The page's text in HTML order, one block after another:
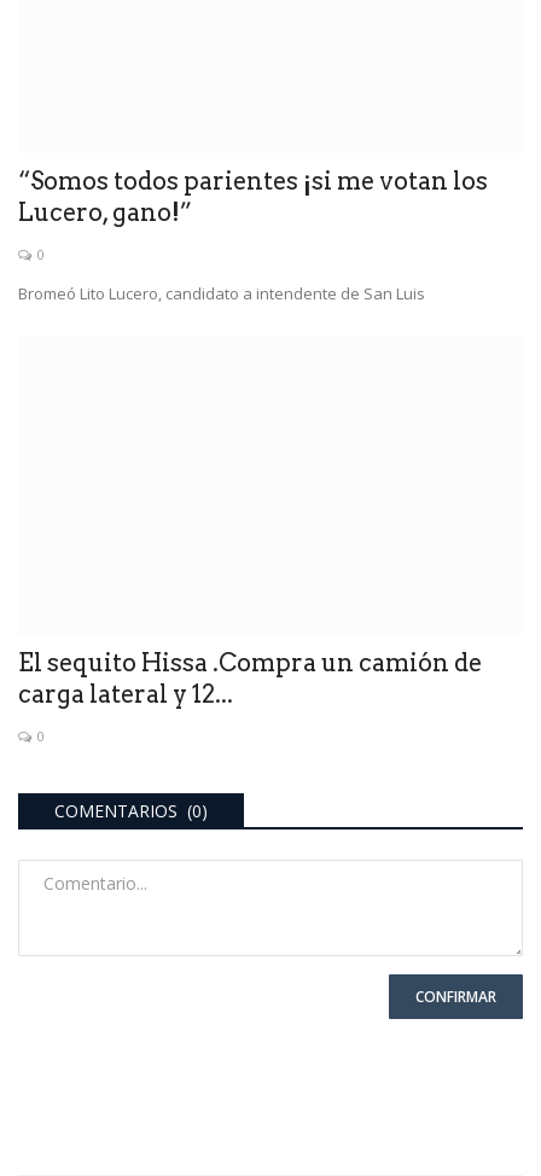
“Somos todos parientes ¡si me votan los
Lucero, gano!”
0
Bromeó Lito Lucero, candidato a intendente de San Luis
El sequito Hissa .Compra un camión de
carga lateral y 12...
0
COMENTARIOS (0)
CONFIRMAR